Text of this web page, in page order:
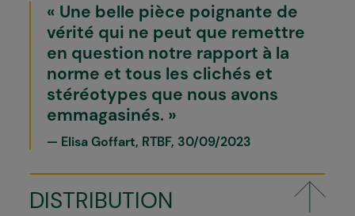
Une belle pièce poignante de
vérité qui ne peut que remettre
en question notre rapport à la
norme et tous les clichés et
stéréotypes que nous avons
emmagasinés.
Elisa Goffart, RTBF, 30/09/2023
DISTRIBUTION